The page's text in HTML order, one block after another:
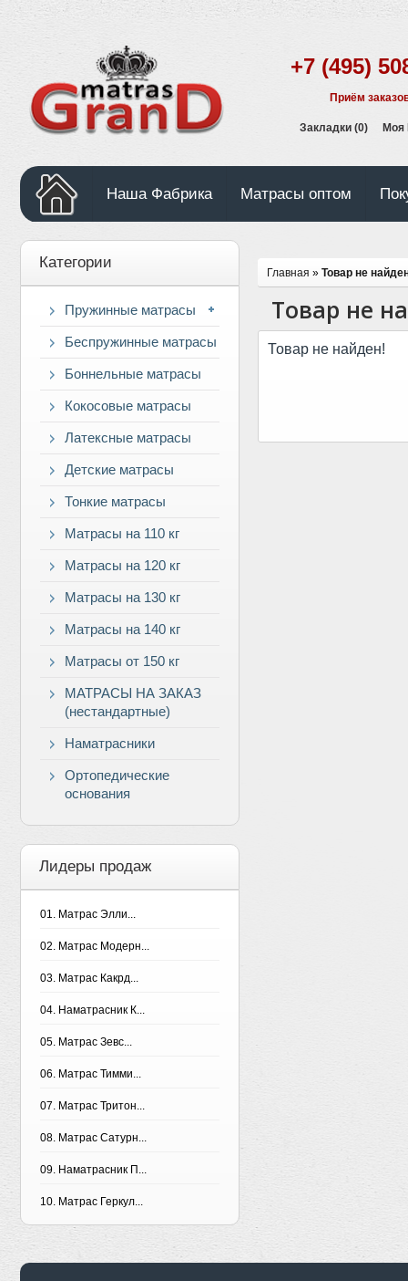
Закладки (0) Моя
+7 (495)
Приём
Наша Фабрика Матрасы оптом
Категории
Пружинные матрасы
Беспружинные матрасы
Боннельные матрасы
Кокосовые матрасы
Латексные матрасы
Детские матрасы
Тонкие матрасы
Матрасы на 110 кг
Матрасы на 120 кг
Матрасы на 130 кг
Матрасы на 140 кг
Матрасы от 150 кг
МАТРАСЫ НА ЗАКАЗ
(нестандартные)
Наматрасники
Ортопедические
основания
Лидеры продаж
01. Матрас Элли...
02. Матрас Модерн...
03. Матрас Какрд...
04. Наматрасник К...
05. Матрас Зевс...
06. Матрас Тимми...
07. Матрас Тритон...
08. Матрас Сатурн...
09. Наматрасник П...
10. Матрас Геркул...
Главная » Товар не
Товар не
Товар не найден!